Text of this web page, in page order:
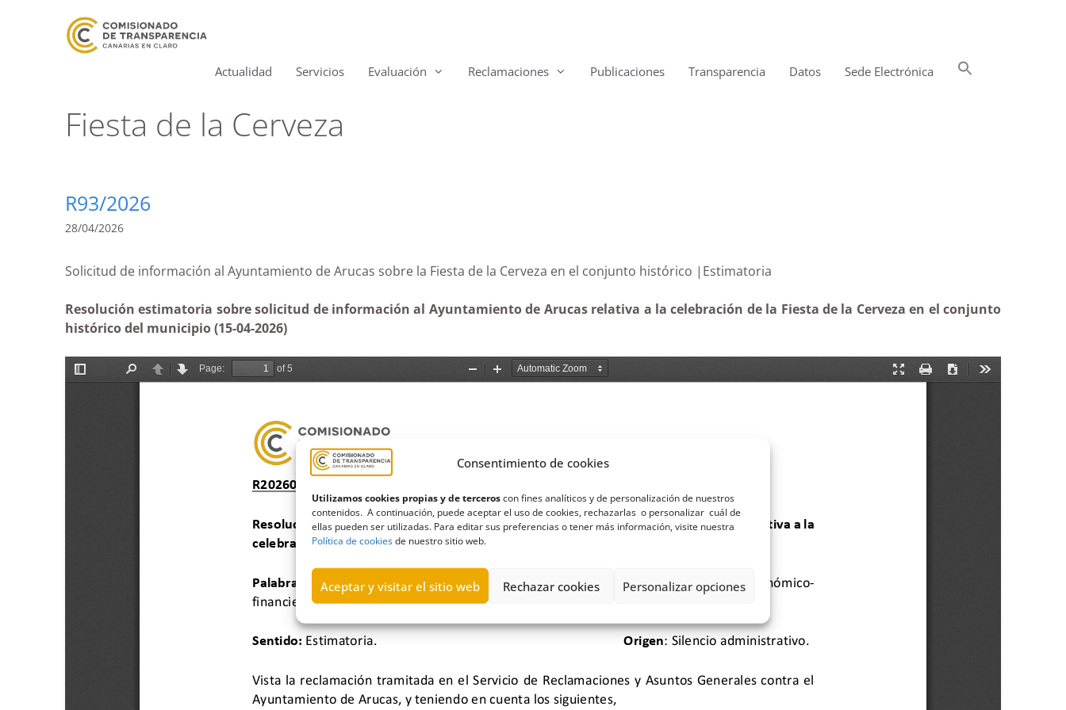
Consentimiento de cookies
Utilizamos cookies propias y de terceroscon fines analíticos y de personalización de nuestros
contenidos. A continuación, puede aceptar el uso de cookies, rechazarlas o personalizar cuál de
ellas pueden ser utilizadas. Para editar sus preferencias o tener más información, visite nuestra
Política de cookiesde nuestro sitio web.
Aceptar y visitar el sitio web Rechazar cookies Personalizar opciones
Actualidad Servicios Evaluación Reclamaciones Publicaciones Transparencia Datos Sede Electrónica
Fiesta de la Cerveza
R93/2026
28/04/2026
Solicitud de información al Ayuntamiento de Arucas sobre la Fiesta de la Cerveza en el conjunto histórico |Estimatoria
Resolución estimatoria sobre solicitud de información al Ayuntamiento de Arucas relativa a la celebración de la Fiesta de la Cerveza en el conjunto
histórico del municipio (15-04-2026)